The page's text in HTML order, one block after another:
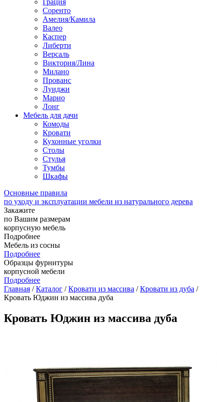
Грация
Соренто
Амелия/Камила
Валео
Каспер
Либерти
Версаль
Виктория/Лина
Милано
Прованс
Луиджи
Марио
Лонг
Мебель для дачи
Комоды
Кровати
Кухонные уголки
Столы
Стулья
Тумбы
Шкафы
Основные правила
по уходу и эксплуатации мебели из натурального дерева
Закажите
по Вашим размерам
корпусную мебель
Подробнее
Мебель из сосны
Подробнее
Образцы фурнитуры
корпусной мебели
Подробнее
Главная /Каталог /Кровати из массива /Кровати из дуба /
Кровать Юджин из массива дуба
Кровать Юджин из массива дуба